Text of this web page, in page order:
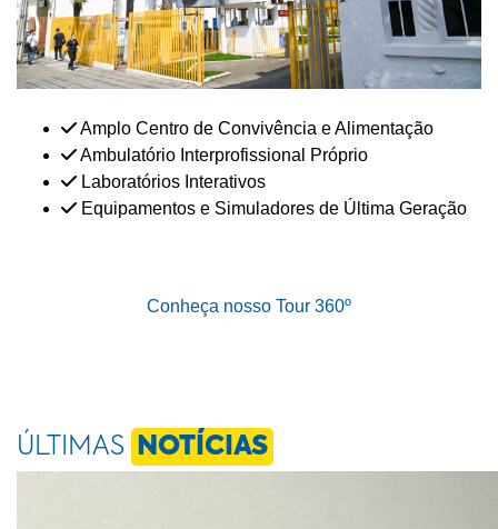
Amplo Centro de Convivência e Alimentação
Ambulatório Interprofissional Próprio
Laboratórios Interativos
Equipamentos e Simuladores de Última Geração
Conheça nosso Tour 360º
ÚLTIMAS NOTÍCIAS